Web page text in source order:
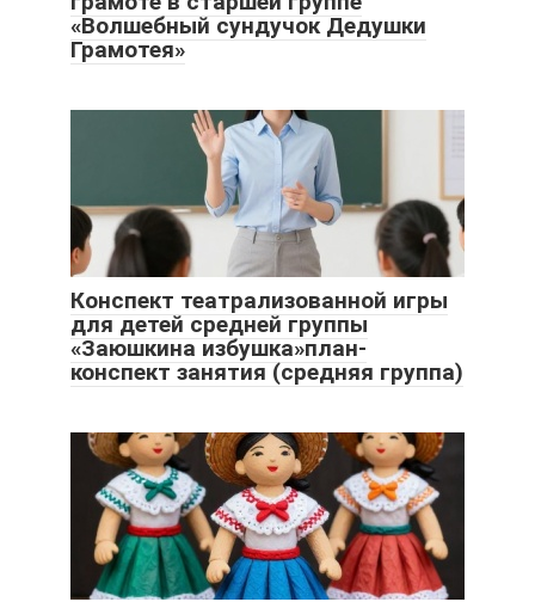
«Волшебный сундучок Дедушки
Грамотея»
Конспект театрализованной игры
для детей средней группы
«Заюшкина избушка»план-
конспект занятия (средняя группа)